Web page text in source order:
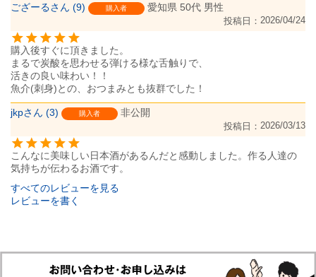
ござーる
9 購入者 愛知県 50代 男性
投稿日 2026/04/24
購入後すぐに頂きました。
まるで炭酸を思わせる弾ける様な舌触りで、
活きの良い味わい！！
魚介(刺身)との、おつまみとも抜群でした！
jkp 3 購入者 非公開
投稿日 2026/03/13
こんなに美味しい日本酒があるんだと感動しました。作る人達の
気持ちが伝わるお酒です。
すべてのレビューを見る
レビューを書く